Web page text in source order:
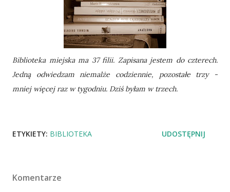
Biblioteka miejska ma 37 filii. Zapisana jestem do czterech.
Jedną odwiedzam niemalże codziennie, pozostałe trzy -
mniej więcej raz w tygodniu. Dziś byłam w trzech.
ETYKIETY: BIBLIOTEKA UDOSTĘPNIJ
Komentarze